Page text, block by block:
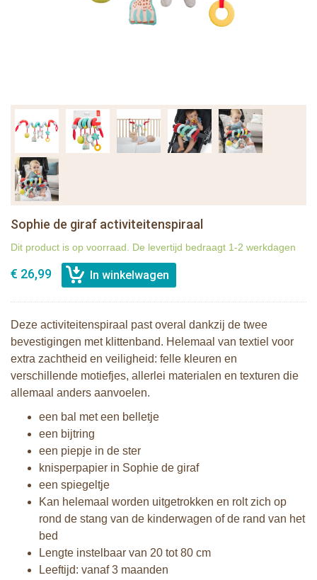
Sophie de giraf activiteitenspiraal
Dit product is op voorraad. De levertijd bedraagt 1-2 werkdagen
€ 26,99
Deze activiteitenspiraal past overal dankzij de twee
bevestigingen met klittenband. Helemaal van textiel voor
extra zachtheid en veiligheid: felle kleuren en
verschillende motiefjes, allerlei materialen en texturen die
allemaal anders aanvoelen.
een bal met een belletje
een bijtring
een piepje in de ster
knisperpapier in Sophie de giraf
een spiegeltje
Kan helemaal worden uitgetrokken en rolt zich op
rond de stang van de kinderwagen of de rand van het
bed
Lengte instelbaar van 20 tot 80 cm
Leeftijd: vanaf 3 maanden